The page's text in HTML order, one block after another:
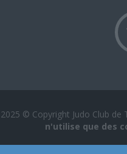
2025 © Copyright Judo Club de
n'utilise que des